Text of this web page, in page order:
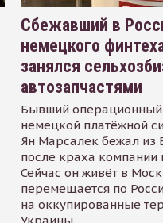
Сбежавший в
немецкого
занялся
автозапчастями
Бывший
немецкой платёжной
Ян Марсалек бежал из
после краха компании
Сейчас он живёт в
перемещается по
на оккупированные